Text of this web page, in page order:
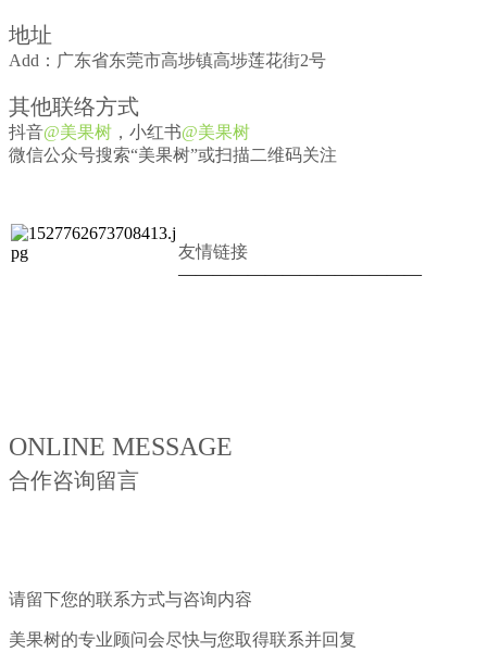
地址
Add：广东省东莞市高埗镇高埗莲花街2号
其他联络方式
抖音@美果树 ，小红书@美果树
微信公众号搜索“美果树”或扫描二维码关注
友情链接
——————————————
ONLINE MESSAGE
合作咨询留言
请留下您的联系方式与咨询内容
美果树的专业顾问会尽快与您取得联系并回复